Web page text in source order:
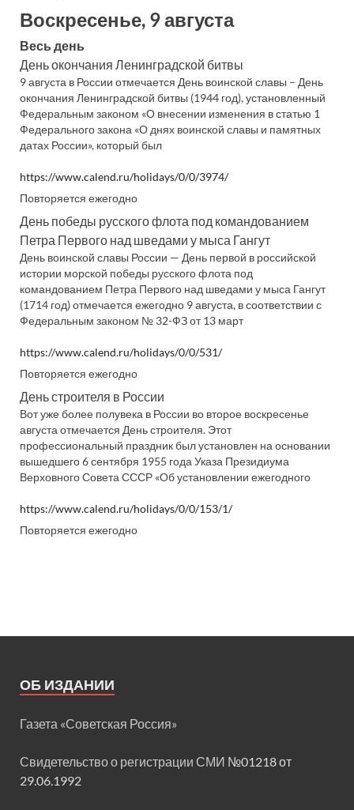
Воскресенье, 9 августа
Весь день
День окончания Ленинградской битвы
9 августа в России отмечается День воинской славы – День
окончания Ленинградской битвы (1944 год), установленный
Федеральным законом «О внесении изменения в статью 1
Федерального закона «О днях воинской славы и памятных
датах России», который был
https://www.calend.ru/holidays/0/0/3974/
Повторяется ежегодно
День победы русского флота под командованием
Петра Первого над шведами у мыса Гангут
День воинской славы России — День первой в российской
истории морской победы русского флота под
командованием Петра Первого над шведами у мыса Гангут
(1714 год) отмечается ежегодно 9 августа, в соответствии с
Федеральным законом № 32-ФЗ от 13 март
https://www.calend.ru/holidays/0/0/531/
Повторяется ежегодно
День строителя в России
Вот уже более полувека в России во второе воскресенье
августа отмечается День строителя. Этот
профессиональный праздник был установлен на основании
вышедшего 6 сентября 1955 года Указа Президиума
Верховного Совета СССР «Об установлении ежегодного
https://www.calend.ru/holidays/0/0/153/1/
Повторяется ежегодно
ОБ ИЗДАНИИ
Газета «Советская Россия»
Свидетельство о регистрации СМИ №01218 от
29.06.1992